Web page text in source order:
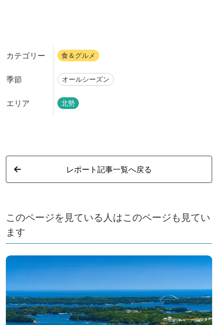
カテゴリー 食＆グルメ
季節 オールシーズン
エリア 北勢
レポート記事一覧へ戻る
このページを見ている人はこのページも見てい
ます